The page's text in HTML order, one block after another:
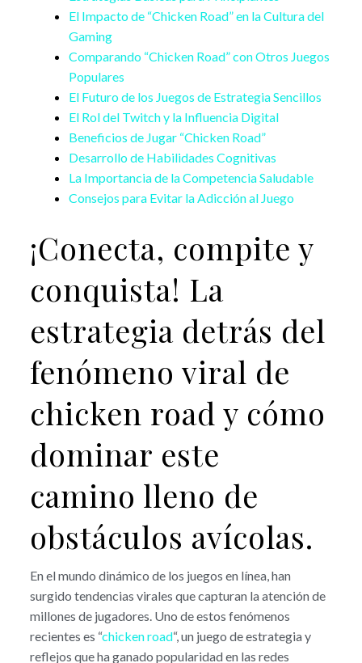
El Impacto de “Chicken Road” en la Cultura del
Gaming
Comparando “Chicken Road” con Otros Juegos
Populares
El Futuro de los Juegos de Estrategia Sencillos
El Rol del Twitch y la Influencia Digital
Beneficios de Jugar “Chicken Road”
Desarrollo de Habilidades Cognitivas
La Importancia de la Competencia Saludable
Consejos para Evitar la Adicción al Juego
¡Conecta, compite y
conquista! La
estrategia detrás del
fenómeno viral de
chicken road y cómo
dominar este
camino lleno de
obstáculos avícolas.
En el mundo dinámico de los juegos en línea, han
surgido tendencias virales que capturan la atención de
millones de jugadores. Uno de estos fenómenos
recientes es “chicken road“, un juego de estrategia y
reflejos que ha ganado popularidad en las redes